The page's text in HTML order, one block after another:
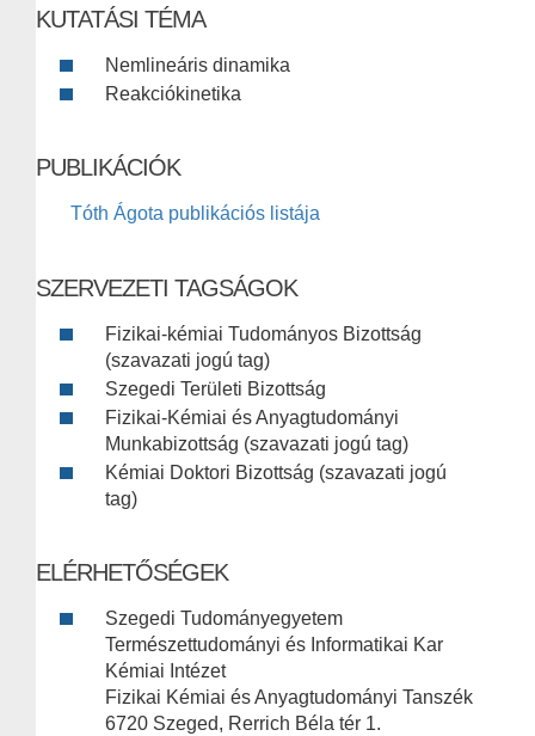
KUTATÁSI TÉMA
Nemlineáris dinamika
Reakciókinetika
PUBLIKÁCIÓK
Tóth Ágota publikációs listája
SZERVEZETI TAGSÁGOK
Fizikai-kémiai Tudományos Bizottság
(szavazati jogú tag)
Szegedi Területi Bizottság
Fizikai-Kémiai és Anyagtudományi
Munkabizottság (szavazati jogú tag)
Kémiai Doktori Bizottság (szavazati jogú
tag)
ELÉRHETŐSÉGEK
Szegedi Tudományegyetem
Természettudományi és Informatikai Kar
Kémiai Intézet
Fizikai Kémiai és Anyagtudományi Tanszék
6720 Szeged, Rerrich Béla tér 1.